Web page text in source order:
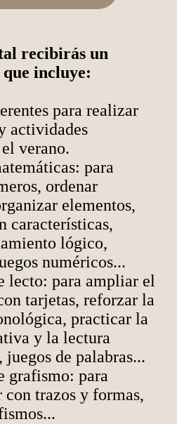
recibirás un
incluye:
para realizar
actividades
verano.
para
ordenar
elementos,
características,
lógico,
numéricos...
lecto: para ampliar el
tarjetas, reforzar la
practicar la
y la lectura
juegos de palabras...
grafismo: para
con trazos y formas,